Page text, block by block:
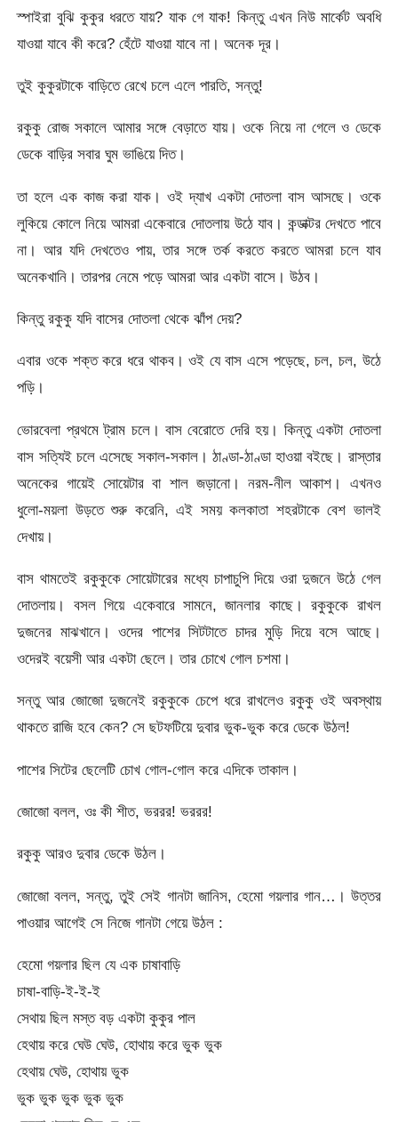
স্পাইরা বুঝি কুকুর ধরতে যায়? যাক গে যাক! কিন্তু এখন নিউ মার্কেট অবধি
যাওয়া যাবে কী করে? হেঁটে যাওয়া যাবে না। অনেক দূর।
তুই কুকুরটাকে বাড়িতে রেখে চলে এলে পারতি, সন্তু!
রকুকু রোজ সকালে আমার সঙ্গে বেড়াতে যায়। ওকে নিয়ে না গেলে ও ডেকে
ডেকে বাড়ির সবার ঘুম ভাঙিয়ে দিত।
তা হলে এক কাজ করা যাক। ওই দ্যাখ একটা দোতলা বাস আসছে। ওকে
লুকিয়ে কোলে নিয়ে আমরা একেবারে দোতলায় উঠে যাব। কন্ডাক্টর দেখতে পাবে
না। আর যদি দেখতেও পায়, তার সঙ্গে তর্ক করতে করতে আমরা চলে যাব
অনেকখানি। তারপর নেমে পড়ে আমরা আর একটা বাসে। উঠব।
কিন্তু রকুকু যদি বাসের দোতলা থেকে ঝাঁপ দেয়?
এবার ওকে শক্ত করে ধরে থাকব। ওই যে বাস এসে পড়েছে, চল, চল, উঠে
পড়ি।
ভোরবেলা প্রথমে ট্রাম চলে। বাস বেরোতে দেরি হয়। কিন্তু একটা দোতলা
বাস সত্যিই চলে এসেছে সকাল-সকাল। ঠাণ্ডা-ঠাণ্ডা হাওয়া বইছে। রাস্তার
অনেকের গায়েই সোয়েটার বা শাল জড়ানো। নরম-নীল আকাশ। এখনও
ধুলো-ময়লা উড়তে শুরু করেনি, এই সময় কলকাতা শহরটাকে বেশ ভালই
দেখায়।
বাস থামতেই রকুকুকে সোয়েটারের মধ্যে চাপাচুপি দিয়ে ওরা দুজনে উঠে গেল
দোতলায়। বসল গিয়ে একেবারে সামনে, জানলার কাছে। রকুকুকে রাখল
দুজনের মাঝখানে। ওদের পাশের সিটটাতে চাদর মুড়ি দিয়ে বসে আছে।
ওদেরই বয়েসী আর একটা ছেলে। তার চোখে গোল চশমা।
সন্তু আর জোজো দুজনেই রকুকুকে চেপে ধরে রাখলেও রকুকু ওই অবস্থায়
থাকতে রাজি হবে কেন? সে ছটফটিয়ে দুবার ভুক-ভুক করে ডেকে উঠল!
পাশের সিটের ছেলেটি চোখ গোল-গোল করে এদিকে তাকাল।
জোজো বলল, ওঃ কী শীত, ভররর! ভররর!
রকুকু আরও দুবার ডেকে উঠল।
জোজো বলল, সন্তু, তুই সেই গানটা জানিস, হেমো গয়লার গান…। উত্তর
পাওয়ার আগেই সে নিজে গানটা গেয়ে উঠল :
হেমো গয়লার ছিল যে এক চাষাবাড়ি
চাষা-বাড়ি-ই-ই-ই
সেথায় ছিল মস্ত বড় একটা কুকুর পাল
হেথায় করে ঘেউ ঘেউ, হোথায় করে ভুক ভুক
হেথায় ঘেউ, হোথায় ভুক
ভুক ভুক ভুক ভুক ভুক